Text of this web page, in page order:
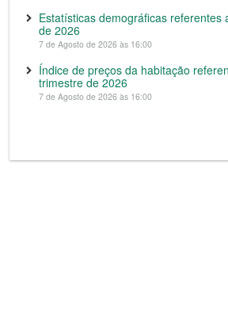
Estatísticas demográficas referentes
de 2026
7 de Agosto de 2026 às 16:00
Índice de preços da habitação
trimestre de 2026
7 de Agosto de 2026 às 16:00